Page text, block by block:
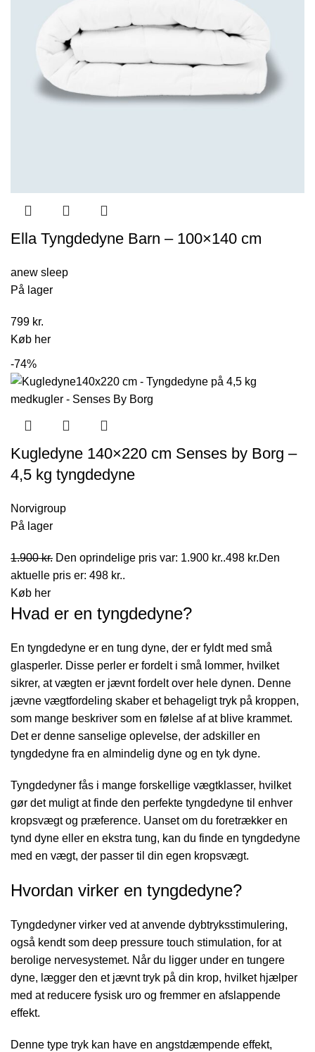
Ella Tyngdedyne Barn – 100×140 cm
anew sleep
På lager
799 kr.
Køb her
-74%
Kugledyne 140×220 cm Senses by Borg –
4,5 kg tyngdedyne
Norvigroup
På lager
1.900kr. Den oprindelige pris var: 1.900 kr..498 kr.Den
aktuelle pris er: 498 kr..
Køb her
Hvad er en tyngdedyne?
En tyngdedyne er en tung dyne, der er fyldt med små
glasperler. Disse perler er fordelt i små lommer, hvilket
sikrer, at vægten er jævnt fordelt over hele dynen. Denne
jævne vægtfordeling skaber et behageligt tryk på kroppen,
som mange beskriver som en følelse af at blive krammet.
Det er denne sanselige oplevelse, der adskiller en
tyngdedyne fra en almindelig dyne og en tyk dyne.
Tyngdedyner fås i mange forskellige vægtklasser, hvilket
gør det muligt at finde den perfekte tyngdedyne til enhver
kropsvægt og præference. Uanset om du foretrækker en
tynd dyne eller en ekstra tung, kan du finde en tyngdedyne
med en vægt, der passer til din egen kropsvægt.
Hvordan virker en tyngdedyne?
Tyngdedyner virker ved at anvende dybtryksstimulering,
også kendt som deep pressure touch stimulation, for at
berolige nervesystemet. Når du ligger under en tungere
dyne, lægger den et jævnt tryk på din krop, hvilket hjælper
med at reducere fysisk uro og fremmer en afslappende
effekt.
Denne type tryk kan have en angstdæmpende effekt,